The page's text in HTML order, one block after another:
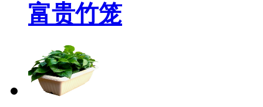
富贵竹笼